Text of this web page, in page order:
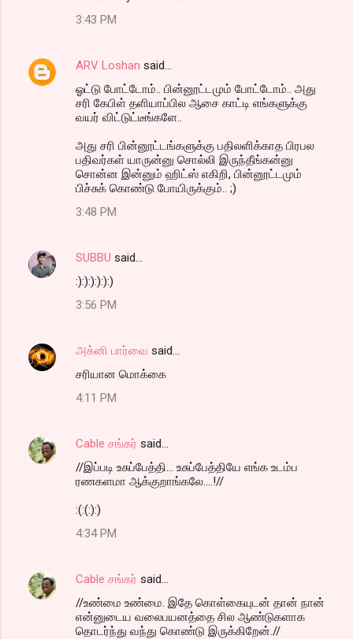
3:43 PM
ARV Loshan said…
ஓட்டு போட்டோம்.. பின்னூட்டமும் போட்டோம்.. அது
சரி கேபிள் தளியாப்பில ஆசை காட்டி எங்களுக்கு
வயர் விட்டுட்டீங்களே..
அது சரி பின்னூட்டங்களுக்கு பதிலளிக்காத பிரபல
பதிவர்கள் யாருன்னு சொல்லி இருந்தீங்கன்னு
சொன்ன இன்னும் ஹிட்ஸ் எகிறி, பின்னூட்டமும்
பிச்சுக் கொண்டு போயிருக்கும்.. ;)
3:48 PM
SUBBU said…
:):):):):):)
3:56 PM
அக்னி பார்வை said…
சரியான மொக்கை
4:11 PM
Cable சங்கர் said…
//இப்படி உசுப்பேத்தி... உசுப்பேத்தியே எங்க உடம்ப
ரணகளமா ஆக்குறாங்கலே....!//
:(:(:):)
4:34 PM
Cable சங்கர் said…
//உண்மை உண்மை. இதே கொள்கையுடன் தான் நான்
என்னுடைய வலைபயனத்தை சில ஆண்டுகளாக
தொடர்ந்து வந்து கொண்டு இருக்கிறேன்.//